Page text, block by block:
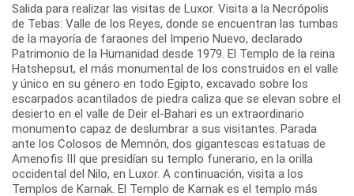
Salida para realizar las visitas de Luxor. Visita a la Necrópolis
de Tebas: Valle de los Reyes, donde se encuentran las tumbas
de la mayoría de faraones del Imperio Nuevo, declarado
Patrimonio de la Humanidad desde 1979. El Templo de la reina
Hatshepsut, el más monumental de los construidos en el valle
y único en su género en todo Egipto, excavado sobre los
escarpados acantilados de piedra caliza que se elevan sobre el
desierto en el valle de Deir el-Bahari es un extraordinario
monumento capaz de deslumbrar a sus visitantes. Parada
ante los Colosos de Memnón, dos gigantescas estatuas de
Amenofis III que presidían su templo funerario, en la orilla
occidental del Nilo, en Luxor. A continuación, visita a los
Templos de Karnak. El Templo de Karnak es el templo más